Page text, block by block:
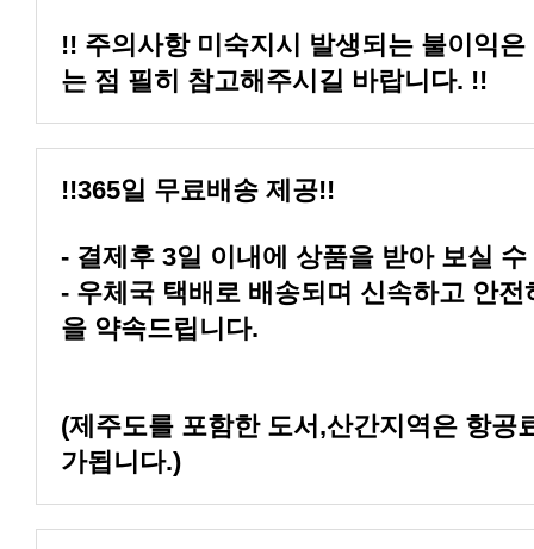
는 점 필히 참고해주시길 바랍니다. !!
!!365일 무료배송 제공!!
- 결제후 3일 이내에 상품을 받아 보실
을 약속드립니다.
가됩니다.)